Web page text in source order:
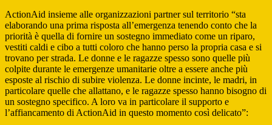
ActionAid insieme alle organizzazioni partner sul territorio “sta
elaborando una prima risposta all’emergenza tenendo conto che la
priorità è quella di fornire un sostegno immediato come un riparo,
vestiti caldi e cibo a tutti coloro che hanno perso la propria casa e si
trovano per strada. Le donne e le ragazze spesso sono quelle più
colpite durante le emergenze umanitarie oltre a essere anche più
esposte al rischio di subire violenza. Le donne incinte, le madri, in
particolare quelle che allattano, e le ragazze spesso hanno bisogno di
un sostegno specifico. A loro va in particolare il supporto e
l’affiancamento di ActionAid in questo momento così delicato”: